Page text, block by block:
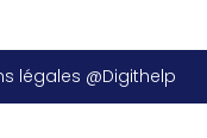
légales @Digithelp